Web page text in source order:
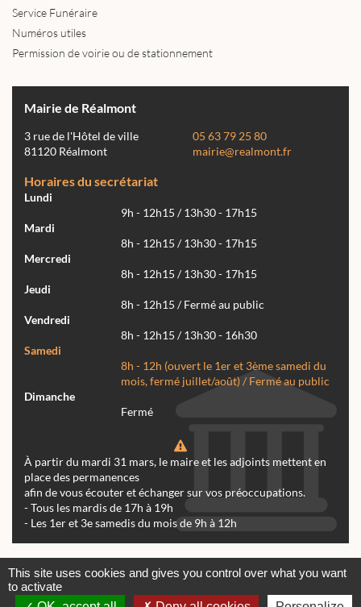
Service Funéraire
Numéros utiles
Permission de voirie ou de stationnement
Mairie de Réalmont
3 rue de l'Hôtel de ville
81120 Réalmont
05 63 79 25 80
mairie@realmont.fr
Horaires du secrétariat
Lundi
9h - 12h15 / 13h30 - 17h15
Mardi
8h - 12h15 / 13h30 - 17h15
Mercredi
8h - 12h15 / 13h30 - 17h15
Jeudi
8h - 12h15 / Fermé au public
Vendredi
8h - 12h15 / 13h30 - 16h30
Samedi
8h - 12h (ouvert le 1er et 3ème samedi du
mois, fermé juillet/août) / Fermé au public
Dimanche
Fermé
À partir du mardi 31 mars, le maire et les adjoints mettent en
place des permanences
afin de vous écouter et échanger sur vos préoccupations.
- Tous les mardis de 17h à 19h
- Les 1er et 3e samedis du mois de 9h à 12h
Contactez-nous
Mentions légales
This site uses cookies and gives you control over what you want
to activate